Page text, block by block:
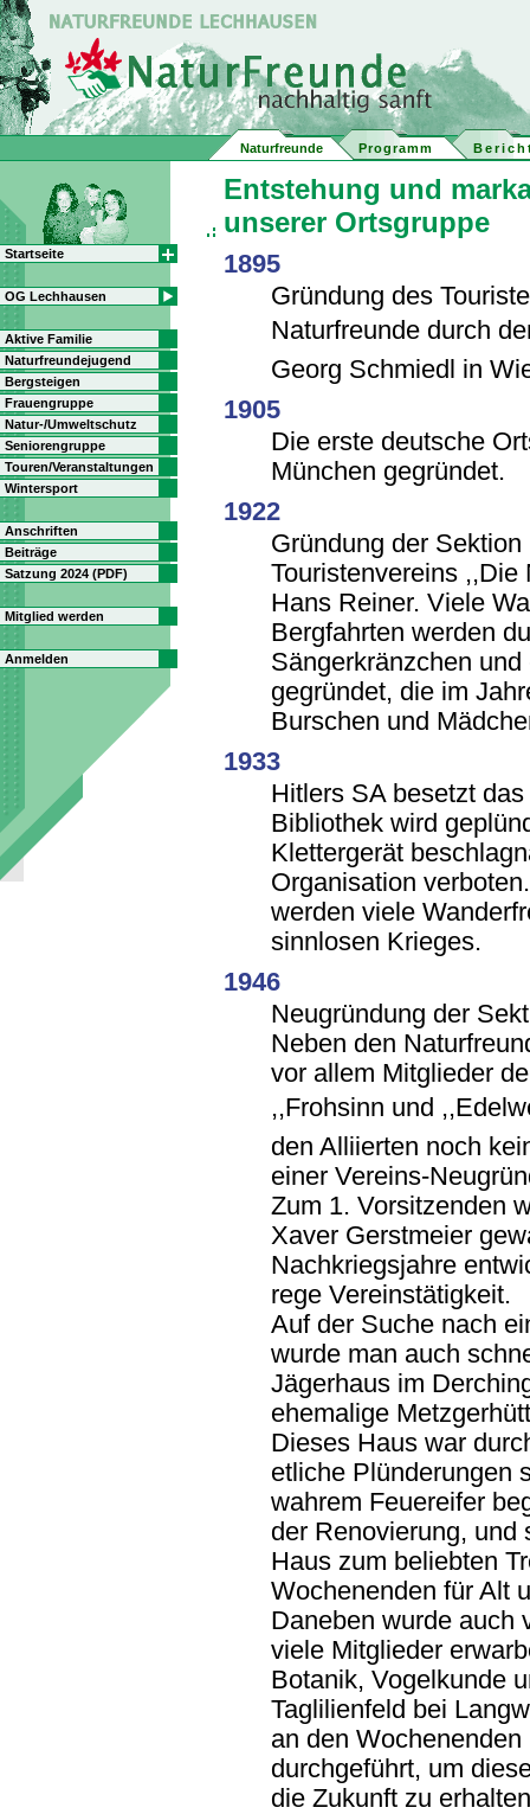
Naturfreunde Programm
Startseite
OG Lechhausen
Aktive Familie
Naturfreundejugend
Bergsteigen
Frauengruppe
Natur-/Umweltschutz
Seniorengruppe
Touren/Veranstaltungen
Wintersport
Anschriften
Beiträge
Satzung 2024 (PDF)
Mitglied werden
Anmelden
Entstehung und
unserer Ortsgruppe
1895
Gründung des
Naturfreunde durch
Georg Schmiedl in
1905
Die erste deutsche
München gegründet.
1922
Gründung der
Touristenvereins ,,Die
Hans Reiner. Viele
Bergfahrten werden
Sängerkränzchen
gegründet, die im
Burschen und
1933
Hitlers SA besetzt
Bibliothek wird
Klettergerät
Organisation
werden viele
sinnlosen Krieges.
1946
Neugründung der
Neben den
vor allem Mitglieder
,,Frohsinn und
den Alliierten noch
einer Vereins-
Zum 1. Vorsitzenden
Xaver Gerstmeier
Nachkriegsjahre
rege Vereinstätigkeit.
Auf der Suche nach
wurde man auch
Jägerhaus im
ehemalige
Dieses Haus war
etliche Plünderungen
wahrem Feuereifer
der Renovierung, und
Haus zum beliebten
Wochenenden für Alt
Daneben wurde auch
viele Mitglieder
Botanik, Vogelkunde
Taglilienfeld bei
an den
durchgeführt, um
die Zukunft zu